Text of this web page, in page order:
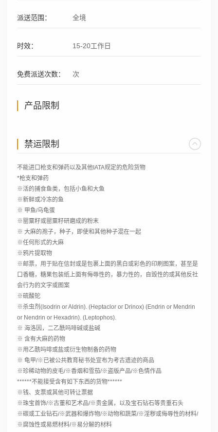
派送范围： 全境
时效： 15-20工作日
免费派送次数： 次
产品限制
禁运限制
不能进口枪支和弹药以及其他IATA规定的危险货物
*枪支和弹药
※活的捕食鱼类，包括小鱼和大鱼
※新鲜或冷冻的鱼
※ 甲鱼/乌龟蛋
※罂粟籽或罂粟籽研磨成的粉末
※ 大麻的孢子，种子，即使和其他种子混在一起
※任何形式的大麻
※鸦片提取物
※邮票，用于贴在信封或是包裹上面的黑白或彩色的印刷图案，甚至是
口香糖，糖果包装纸上面有侮辱性的，暴力性的，自毁性的或其他反社
会行为的文字或图案
※硫酸铊
※杀虫剂(Isodrin or Aldrin). (Heptaclor or Drinox) (Endrin or Mendrin
or Nendrin or Hexadrin). (Leptophos).
※ 海洛因，二乙酰吗啡碱或盐碱
※ 含有大麻的药物
※用乙酰吗啡或盐或衍生物制备的药物
※ 龟甲/※已被公共教育秘书处宣布为考古遗迹的商品
※珍稀动物的皮毛/※香烟和雪茄/※盗版产品/※色情作品
******不能接受含有如下东西的货物******
※钱、支票或其他可转让票据
※珠宝首饰/※古董和艺术品/※贵金属，以及宝石钻石等贵重石头
※碳或工业钻石/※武器和爆炸物/※动物和蔬菜/※淫秽或侮辱性的材料/
※腐蚀性或易燃材料/※易分解的材料